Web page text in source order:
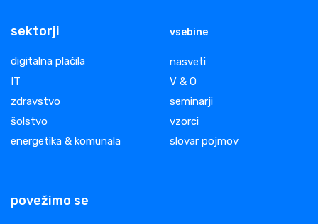
sektorji
digitalna plačila
IT
zdravstvo
šolstvo
energetika & komunala
vsebine
nasveti
V & O
seminarji
vzorci
slovar pojmov
povežimo se